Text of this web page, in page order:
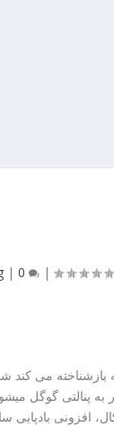
| 0 |
می کند
پنالتی گوگل
افزونی